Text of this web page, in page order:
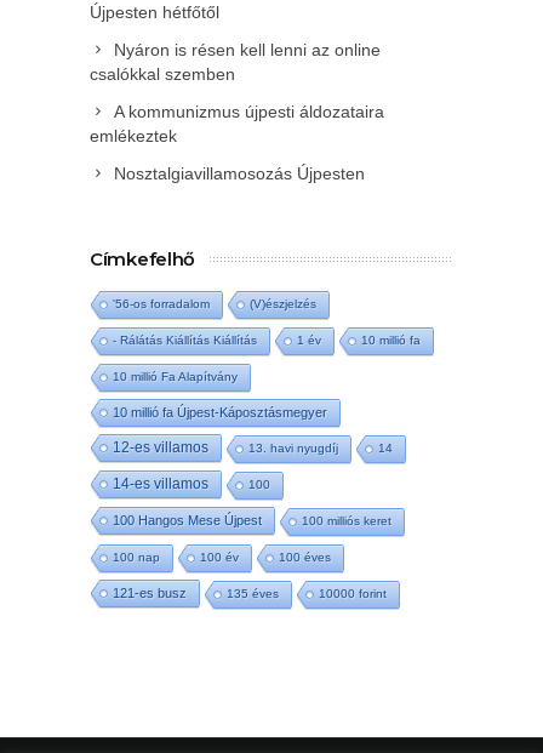
Újpesten hétfőtől
Nyáron is résen kell lenni az online
csalókkal szemben
A kommunizmus újpesti áldozataira
emlékeztek
Nosztalgiavillamosozás Újpesten
Címkefelhő
'56-os forradalom (V)észjelzés
- Rálátás Kiállítás Kiállítás 1 év 10 millió fa
10 millió Fa Alapítvány
10 millió fa Újpest-Káposztásmegyer
12-es villamos 13. havi nyugdíj 14
14-es villamos 100
100 Hangos Mese Újpest 100 milliós keret
100 nap 100 év 100 éves
121-es busz 135 éves 10000 forint